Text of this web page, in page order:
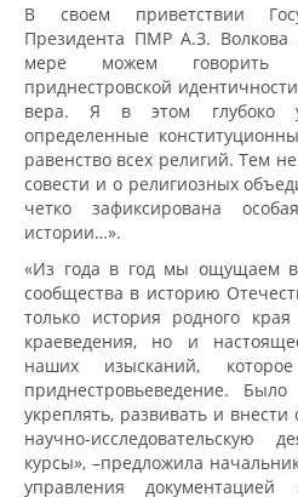
В своем приветствии
Президента ПМР А.З.
мере можем говорить
приднестровской
вера. Я в этом глубоко
определенные
равенство всех религий. Тем
совести и о религиозных
четко зафиксирована
истории…».
«Из года в год мы ощущаем
сообщества в историю
только история родного
краеведения, но и
наших изысканий,
приднестровьеведение.
укреплять, развивать и
научно-исследовательскую
курсы», –предложила
управления